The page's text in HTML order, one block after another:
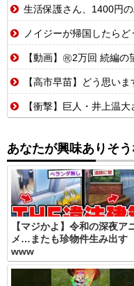
生活保護さん、1400円の
ノイジーが帰国したらどう
【動画】㊗️2万回 続編
【高市早苗】どう思い
【衝撃】巨人・井上温
あなたが興味ありそ
【マジかよ】令和の深夜ア
メ…またも珍物件生み出す
www